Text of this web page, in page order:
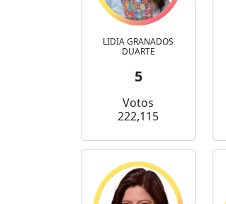
LIDIA GRANADOS
DUARTE
5
Votos
222,115